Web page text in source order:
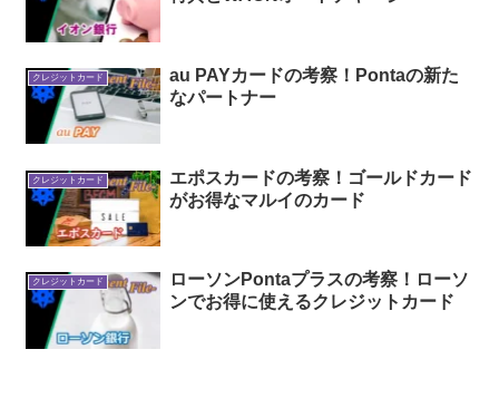
クレジットカード
au PAYカードの考察！Pontaの新た
なパートナー
クレジットカード
エポスカードの考察！ゴールドカード
がお得なマルイのカード
クレジットカード
ローソンPontaプラスの考察！ローソ
ンでお得に使えるクレジットカード